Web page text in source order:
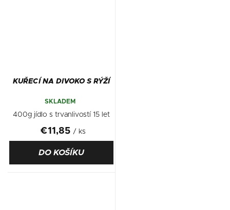
KUŘECÍ NA DIVOKO S RÝŽÍ
SKLADEM
€11,85 / ks
DO KOŠÍKU
400g jídlo s trvanlivostí 15 let